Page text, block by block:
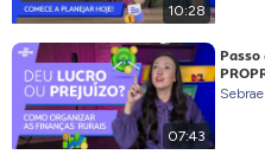
10:28
07:43
Passo